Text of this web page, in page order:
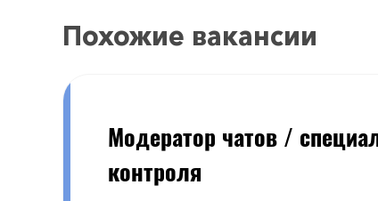
Похожие вакансии
Модератор чатов /
контроля